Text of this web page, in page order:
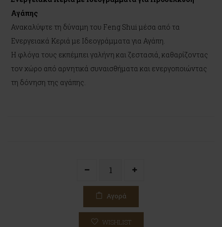
Αγάπης
Ανακαλύψτε τη δύναμη του Feng Shui μέσα από τα
Ενεργειακά Κεριά με Ιδεογράμματα για Αγάπη.
Η φλόγα τους εκπέμπει γαλήνη και ζεστασιά, καθαρίζοντας
τον χώρο από αρνητικά συναισθήματα και ενεργοποιώντας
τη δόνηση της αγάπης.
Αγορά
WISHLIST